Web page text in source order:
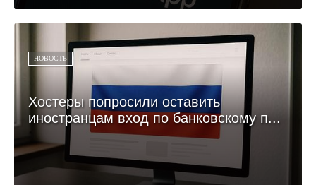
НОВОСТЬ
Хостеры попросили оставить
иностранцам вход по банковскому п...